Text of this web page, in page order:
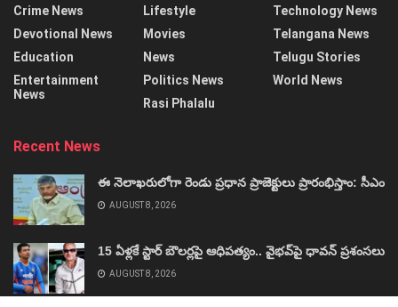
Crime News
Devotional News
Education
Entertainment
News
Lifestyle
Movies
News
Politics News
Rasi Phalalu
Technology News
Telangana News
Telugu Stories
World News
Recent News
ఈ నెలాఖరులోగా రెండు ప్రధాన ప్రాజెక్టులు ప్రారంభిస్తాం: సీఎం
AUGUST 8, 2026
15 ఏళ్లకే స్టార్‌ బౌలర్లపై ఆధిపత్యం.. వైభవ్‌పై ధావన్‌ ప్రశంసలు
AUGUST 8, 2026